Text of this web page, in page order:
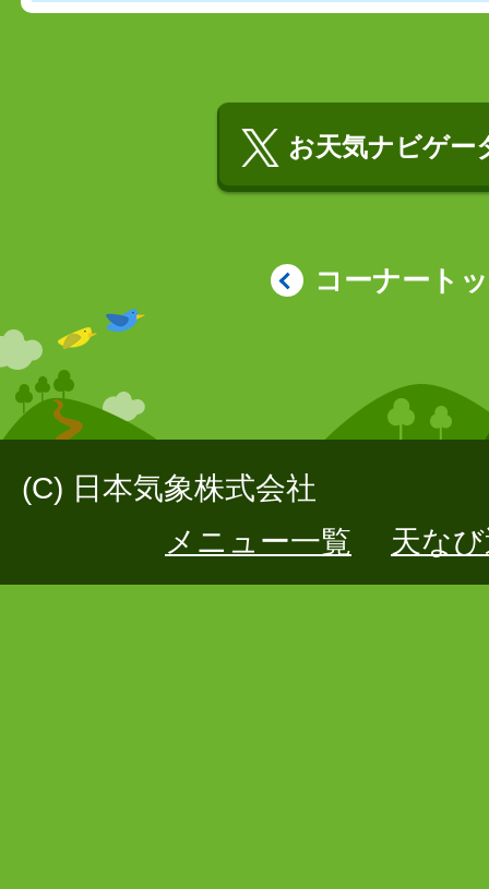
お天気ナビゲー
コーナート
(C) 日本気象株式会社
メニュー一覧
天な